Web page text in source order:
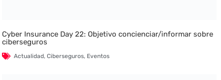
Cyber Insurance Day 22: Objetivo concienciar/informar sobre
ciberseguros
Actualidad,Ciberseguros, Eventos